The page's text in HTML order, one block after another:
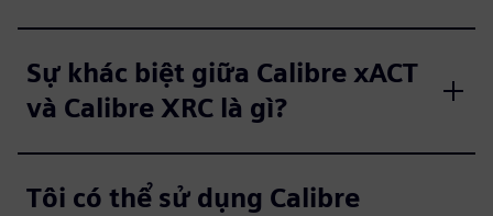
Sự khác biệt giữa Calibre xACT
và Calibre XRC là gì?
Tôi có thể sử dụng Calibre